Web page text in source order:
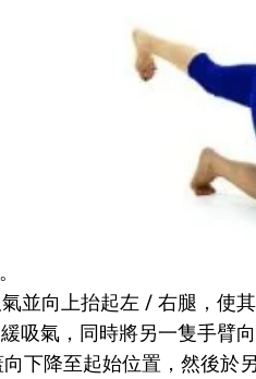
並向上抬起左 / 右腿，使
吸氣，同時將另一隻手臂
下降至起始位置，然後於